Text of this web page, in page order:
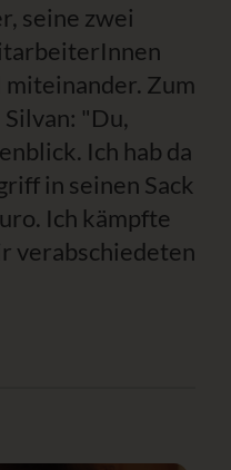
seine zwei
Zum
"Du,
Ich hab da
in seinen Sack
Ich kämpfte
verabschiedeten